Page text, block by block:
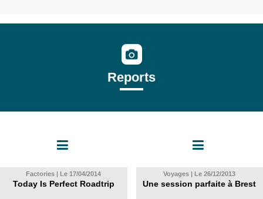
Reports
Factories | Le 17/04/2014
Today Is Perfect Roadtrip
Voyages | Le 26/12/2013
Une session parfaite à Brest